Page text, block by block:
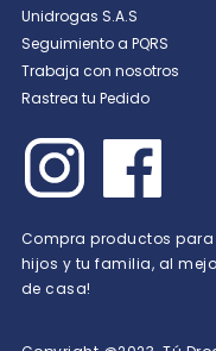
Unidrogas S.A.S
Seguimiento a PQRS
Trabaja con nosotros
Rastrea tu Pedido
Compra productos
hijos y tu familia, al
de casa!